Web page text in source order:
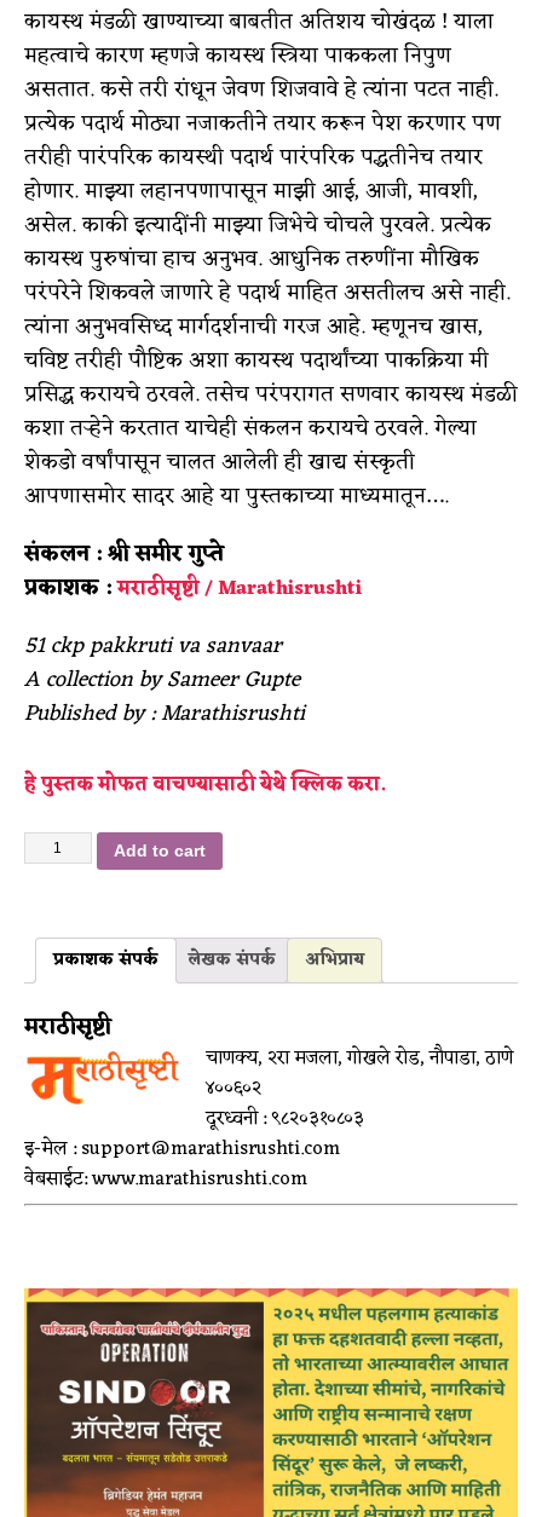
कायस्थ मंडळी खाण्याच्या बाबतीत अतिशय चोखंदळ ! याला
महत्वाचे कारण म्हणजे कायस्थ स्त्रिया पाककला निपुण
असतात. कसे तरी रांधून जेवण शिजवावे हे त्यांना पटत नाही.
प्रत्येक पदार्थ मोठ्या नजाकतीने तयार करून पेश करणार पण
तरीही पारंपरिक कायस्थी पदार्थ पारंपरिक पद्धतीनेच तयार
होणार. माझ्या लहानपणापासून माझी आई, आजी, मावशी,
असेल. काकी इत्यादींनी माझ्या जिभेचे चोचले पुरवले. प्रत्येक
कायस्थ पुरुषांचा हाच अनुभव. आधुनिक तरुणींना मौखिक
परंपरेने शिकवले जाणारे हे पदार्थ माहित असतीलच असे नाही.
त्यांना अनुभवसिध्द मार्गदर्शनाची गरज आहे. म्हणूनच खास,
चविष्ट तरीही पौष्टिक अशा कायस्थ पदार्थांच्या पाकक्रिया मी
प्रसिद्ध करायचे ठरवले. तसेच परंपरागत सणवार कायस्थ मंडळी
कशा तऱ्हेने करतात याचेही संकलन करायचे ठरवले. गेल्या
शेकडो वर्षांपासून चालत आलेली ही खाद्य संस्कृती
आपणासमोर सादर आहे या पुस्तकाच्या माध्यमातून….
संकलन : श्री समीर गुप्ते
प्रकाशक :मराठीसृष्टी / Marathisrushti
51 ckp pakkruti va sanvaar
A collection by Sameer Gupte
Published by : Marathisrushti
हे पुस्तक मोफत वाचण्यासाठी येथे क्लिक करा.
Add to cart
प्रकाशक संपर्क लेखक संपर्क अभिप्राय
मराठीसृष्टी
चाणक्य, २रा मजला, गोखले रोड, नौपाडा, ठाणे
४००६०२
दूरध्वनी : ९८२०३१०८०३
इ-मेल : support@marathisrushti.com
वेबसाईट: www.marathisrushti.com